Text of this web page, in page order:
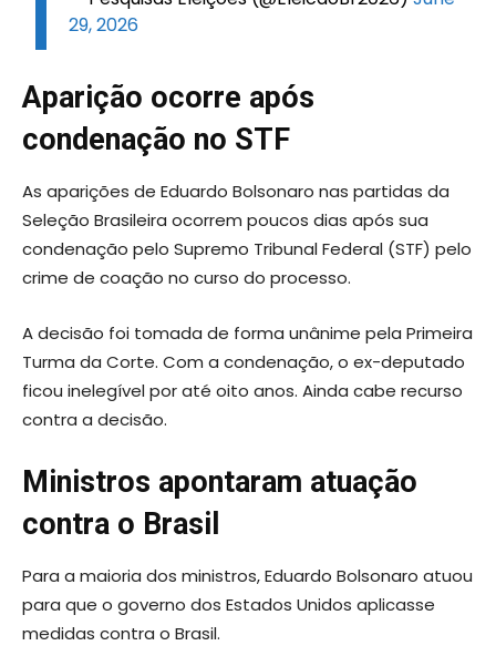
29, 2026
Aparição ocorre após
condenação no STF
As aparições de Eduardo Bolsonaro nas partidas da
Seleção Brasileira ocorrem poucos dias após sua
condenação pelo Supremo Tribunal Federal (STF) pelo
crime de coação no curso do processo.
A decisão foi tomada de forma unânime pela Primeira
Turma da Corte. Com a condenação, o ex-deputado
ficou inelegível por até oito anos. Ainda cabe recurso
contra a decisão.
Ministros apontaram atuação
contra o Brasil
Para a maioria dos ministros, Eduardo Bolsonaro atuou
para que o governo dos Estados Unidos aplicasse
medidas contra o Brasil.